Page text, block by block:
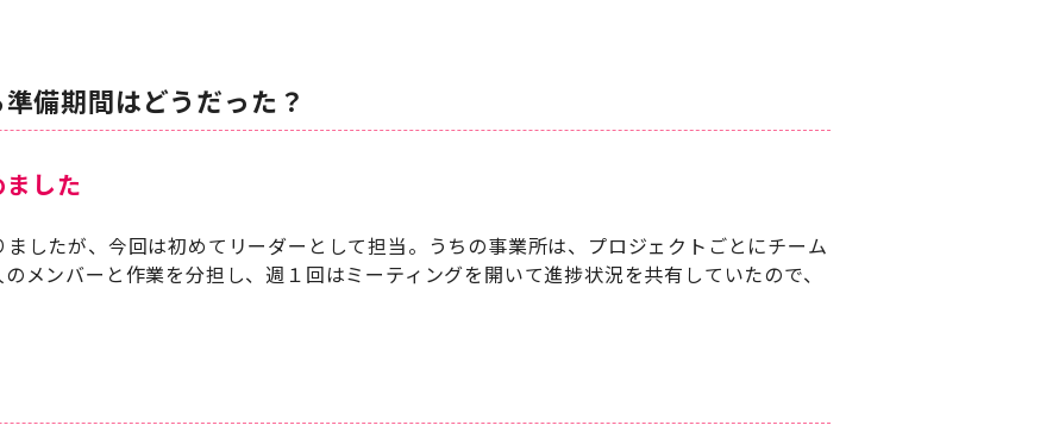
備期間はどうだった？
した
したが、今回は初めてリーダーとして担当。うちの事業所は、プロジェクトごとにチーム
メンバーと作業を分担し、週１回はミーティングを開いて進捗状況を共有していたので、